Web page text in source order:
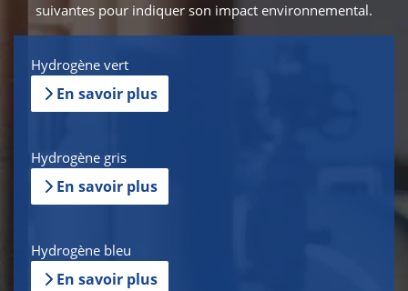
suivantes pour indiquer son impact environnemental.
Hydrogène vert
En savoir plus
Hydrogène gris
En savoir plus
Hydrogène bleu
En savoir plus